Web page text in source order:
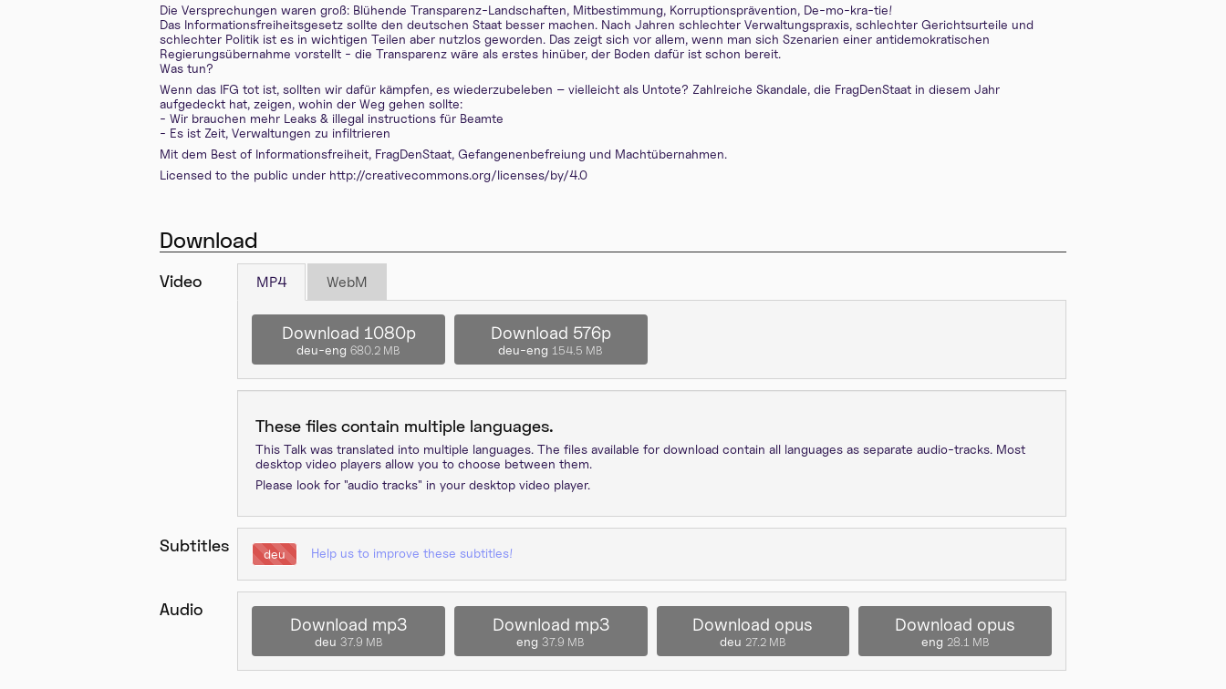
Die Versprechungen waren groß: Blühende Transparenz-Landschaften, Mitbestimmung, Korruptionsprävention, De-mo-kra-tie!
Das Informationsfreiheitsgesetz sollte den deutschen Staat besser machen. Nach Jahren schlechter Verwaltungspraxis, schlechter Gerichtsurteile und
schlechter Politik ist es in wichtigen Teilen aber nutzlos geworden. Das zeigt sich vor allem, wenn man sich Szenarien einer antidemokratischen
Regierungsübernahme vorstellt - die Transparenz wäre als erstes hinüber, der Boden dafür ist schon bereit.
Was tun?
Wenn das IFG tot ist, sollten wir dafür kämpfen, es wiederzubeleben – vielleicht als Untote? Zahlreiche Skandale, die FragDenStaat in diesem Jahr
aufgedeckt hat, zeigen, wohin der Weg gehen sollte:
- Wir brauchen mehr Leaks & illegal instructions für Beamte
- Es ist Zeit, Verwaltungen zu infiltrieren
Mit dem Best of Informationsfreiheit, FragDenStaat, Gefangenenbefreiung und Machtübernahmen.
Licensed to the public under http://creativecommons.org/licenses/by/4.0
Download
Video MP4 WebM
Download 1080p
deu-eng 680.2 MB
Download 576p
deu-eng 154.5 MB
These files contain multiple languages.
This Talk was translated into multiple languages. The files available for download contain all languages as separate audio-tracks. Most
desktop video players allow you to choose between them.
Please look for "audio tracks" in your desktop video player.
Subtitles deu Help us to improve these subtitles!
Audio
Download mp3
deu 37.9 MB
Download mp3
eng 37.9 MB
Download opus
deu 27.2 MB
Download opus
eng 28.1 MB